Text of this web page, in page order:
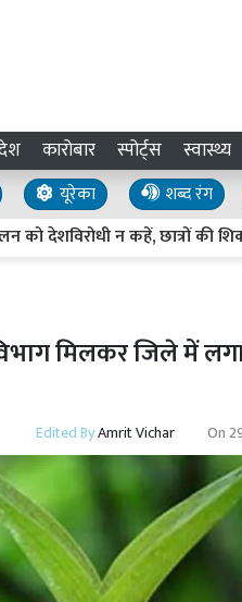
कारोबार स्पोर्ट्स स्वास्थ्य
यूरेका शब्द रंग
न कहें, छात्रों की शिकायतें
मिलकर जिले में
Edited ByAmrit Vichar On